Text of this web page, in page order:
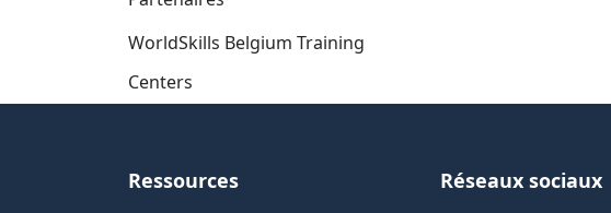
WorldSkills Belgium Training
Centers
Ressources Réseaux sociaux